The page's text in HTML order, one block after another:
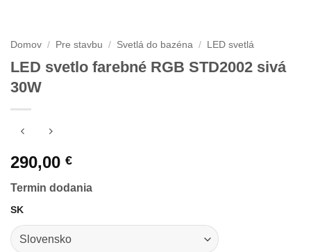
Domov / Pre stavbu / Svetlá do bazéna / LED svetlá
LED svetlo farebné RGB STD2002 sivá
30W
290,00 €
Termin dodania
SK